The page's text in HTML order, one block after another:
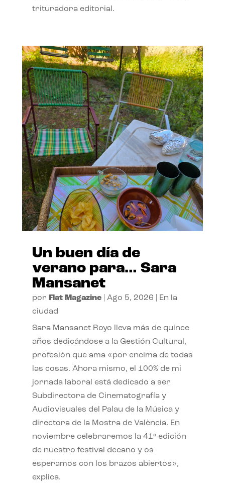
trituradora editorial.
Un buen día de
verano para… Sara
Mansanet
por Flat Magazine| Ago 5, 2026
En la
ciudad
Sara Mansanet Royo lleva más de quince
años dedicándose a la Gestión Cultural,
profesión que ama «por encima de todas
las cosas. Ahora mismo, el 100% de mi
jornada laboral está dedicado a ser
Subdirectora de Cinematografía y
Audiovisuales del Palau de la Música y
directora de la Mostra de València. En
noviembre celebraremos la 41ª edición
de nuestro festival decano y os
esperamos con los brazos abiertos»,
explica.